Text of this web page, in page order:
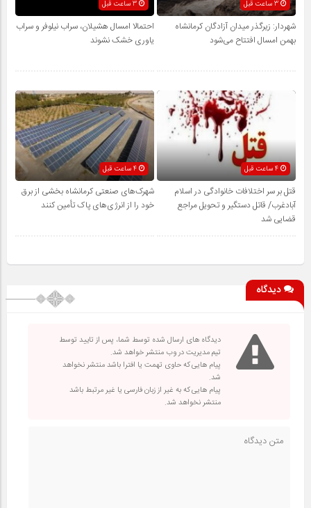
3 ساعت قبل
شهردار: زیرگذر میدان آزادگان کرمانشاه
بهمن امسال افتتاح می‌شود
احتمالا امسال هشیلان، سراب نیلوفر و سراب
یاوری خشک نشوند
4 ساعت قبل
قتل بر سر اختلافات خانوادگی در اسلام
آبادغرب/ قاتل دستگیر و تحویل مراجع
قضایی شد
شهرک‌های صنعتی کرمانشاه بخشی از برق
خود را از انرژی‌های پاک تأمین کنند
دیدگاه
دیدگاه های ارسال شده توسط شما، پس از تایید توسط
تیم مدیریت در وب منتشر خواهد شد.
پیام هایی که حاوی تهمت یا افترا باشد منتشر نخواهد
شد.
پیام هایی که به غیر از زبان فارسی یا غیر مرتبط باشد
منتشر نخواهد شد.